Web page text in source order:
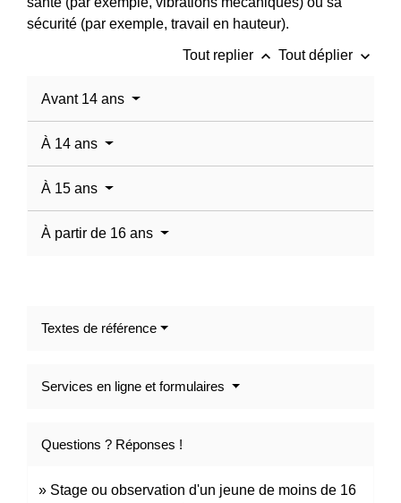
sécurité (par exemple, travail en hauteur).
Tout replier keyboard_arrow_up Tout déplier keyboard_arrow_down
Avant 14 ans
À 14 ans
À 15 ans
À partir de 16 ans
Textes de référence
Services en ligne et formulaires
Questions ? Réponses !
Stage ou observation d'un jeune de moins de 16